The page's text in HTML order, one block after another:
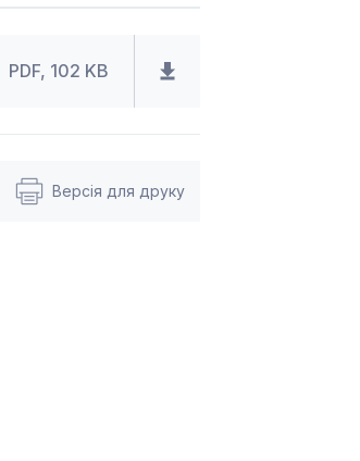
PDF, 102 KB
Версія для друку